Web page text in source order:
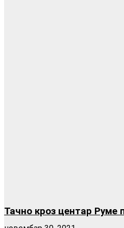
Тачно кроз центар Руме